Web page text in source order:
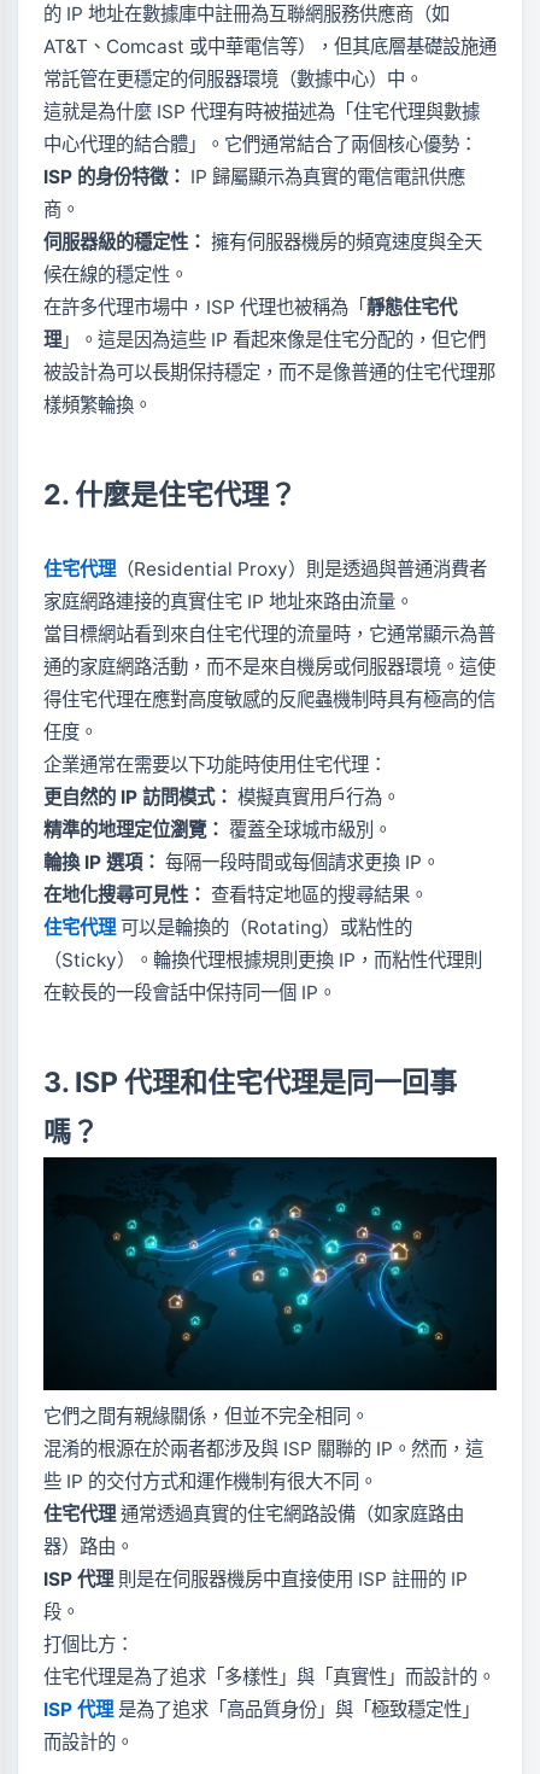
的 IP 地址在數據庫中註冊為互聯網服務供應商（如
AT&T、Comcast 或中華電信等），但其底層基礎設施通
常託管在更穩定的伺服器環境（數據中心）中。
這就是為什麼 ISP 代理有時被描述為「住宅代理與數據
中心代理的結合體」。它們通常結合了兩個核心優勢：
ISP 的身份特徵： IP 歸屬顯示為真實的電信電訊供應
商。
伺服器級的穩定性： 擁有伺服器機房的頻寬速度與全天
候在線的穩定性。
在許多代理市場中，ISP 代理也被稱為「靜態住宅代
理 」。這是因為這些 IP 看起來像是住宅分配的，但它們
被設計為可以長期保持穩定，而不是像普通的住宅代理那
樣頻繁輪換。
2. 什麼是住宅代理？
住宅代理 （Residential Proxy）則是透過與普通消費者
家庭網路連接的真實住宅 IP 地址來路由流量。
當目標網站看到來自住宅代理的流量時，它通常顯示為普
通的家庭網路活動，而不是來自機房或伺服器環境。這使
得住宅代理在應對高度敏感的反爬蟲機制時具有極高的信
任度。
企業通常在需要以下功能時使用住宅代理：
更自然的 IP 訪問模式： 模擬真實用戶行為。
精準的地理定位瀏覽： 覆蓋全球城市級別。
輪換 IP 選項： 每隔一段時間或每個請求更換 IP。
在地化搜尋可見性： 查看特定地區的搜尋結果。
住宅代理 可以是輪換的（Rotating）或粘性的
（Sticky）。輪換代理根據規則更換 IP，而粘性代理則
在較長的一段會話中保持同一個 IP。
3. ISP 代理和住宅代理是同一回事
嗎？
它們之間有親緣關係，但並不完全相同。
混淆的根源在於兩者都涉及與 ISP 關聯的 IP。然而，這
些 IP 的交付方式和運作機制有很大不同。
住宅代理通常透過真實的住宅網路設備（如家庭路由
器）路由。
ISP 代理則是在伺服器機房中直接使用 ISP 註冊的 IP
段。
打個比方：
住宅代理是為了追求「多樣性」與「真實性」而設計的。
ISP 代理 是為了追求「高品質身份」與「極致穩定性」
而設計的。